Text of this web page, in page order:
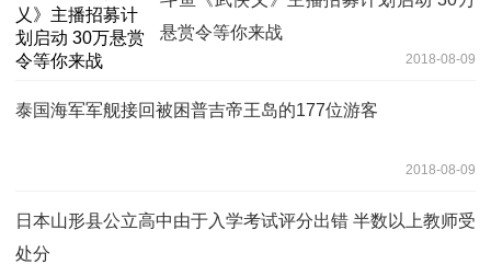
悬赏令等你来战
2018-08-09
泰国海军军舰接回被困普吉帝王岛的177位游客
2018-08-09
日本山形县公立高中由于入学考试评分出错 半数以上教师受
处分